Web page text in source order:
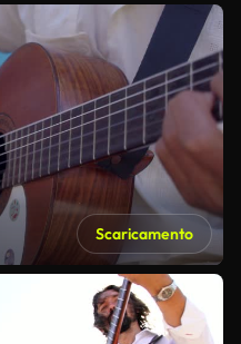
Scaricamento